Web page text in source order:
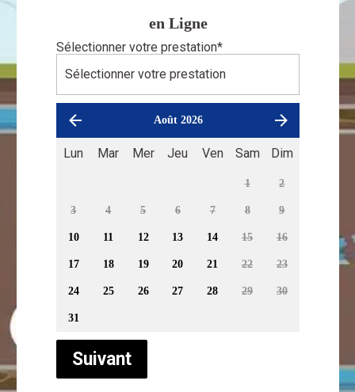
en Ligne
Sélectionner votre prestation*
Août 2026
Lun Mar Mer Jeu Ven Sam Dim
1 2
3 4 5 6 7 8 9
10 11 12 13 14 15 16
17 18 19 20 21 22 23
24 25 26 27 28 29 30
31
Suivant